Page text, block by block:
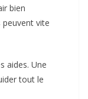
bien
peuvent vite
aides. Une
tout le